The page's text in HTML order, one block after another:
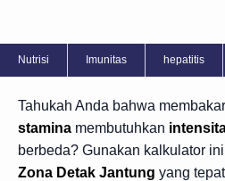
Nutrisi Imunitas hepatitis
Tahukah Anda bahwa
stamina membutuhkan
berbeda? Gunakan kalkulator
Zona Detak Jantung yang
Display Ads